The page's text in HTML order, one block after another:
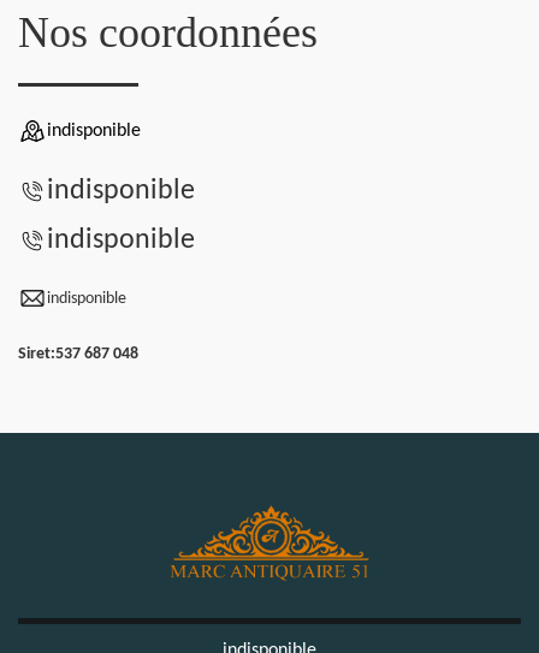
Nos coordonnées
indisponible
indisponible
indisponible
indisponible
Siret:537 687 048